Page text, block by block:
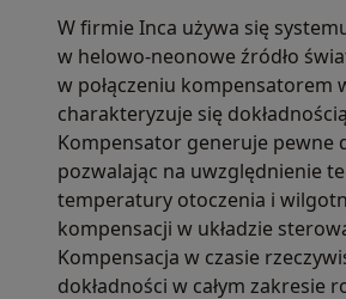
W firmie Inca używa się
w helowo-neonowe źródło
w połączeniu kompensatorem
charakteryzuje się
Kompensator generuje pewne
pozwalając na uwzględnienie
temperatury otoczenia i
kompensacji w układzie
Kompensacja w czasie
dokładności w całym zakresie